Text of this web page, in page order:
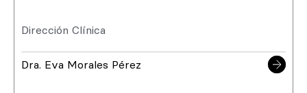
Dirección Clínica
Dra. Eva Morales Pérez